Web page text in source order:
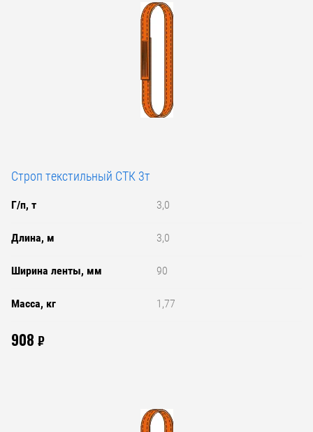
Строп текстильный СТК 3т
Г/п, т 3,0
Длина, м 3,0
Ширина ленты, мм 90
Масса, кг 1,77
908 ₽